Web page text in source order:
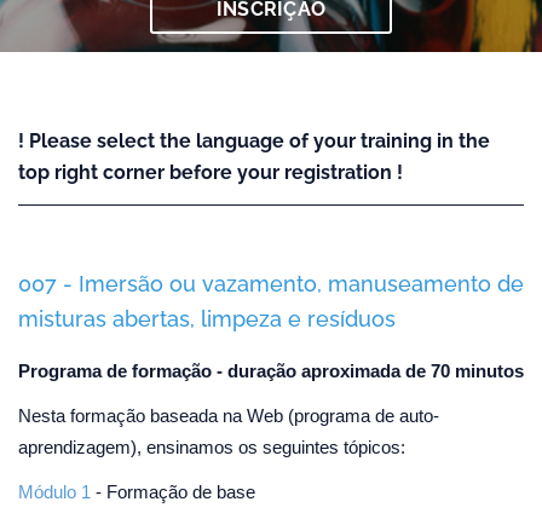
INSCRIÇÃO
! Please select the language of your training in the
top right corner before your registration !
007 - Imersão ou vazamento, manuseamento de
misturas abertas, limpeza e resíduos
Programa de formação - duração aproximada de 70 minutos
Nesta formação baseada na Web (programa de auto-
aprendizagem), ensinamos os seguintes tópicos:
Módulo 1 - Formação de base